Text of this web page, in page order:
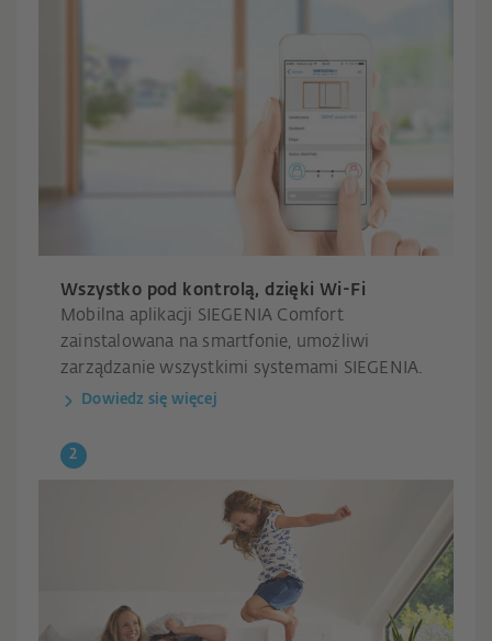
Wszystko pod kontrolą, dzięki Wi-Fi
Mobilna aplikacji SIEGENIA Comfort
zainstalowana na smartfonie, umożliwi
zarządzanie wszystkimi systemami SIEGENIA.
Dowiedz się więcej